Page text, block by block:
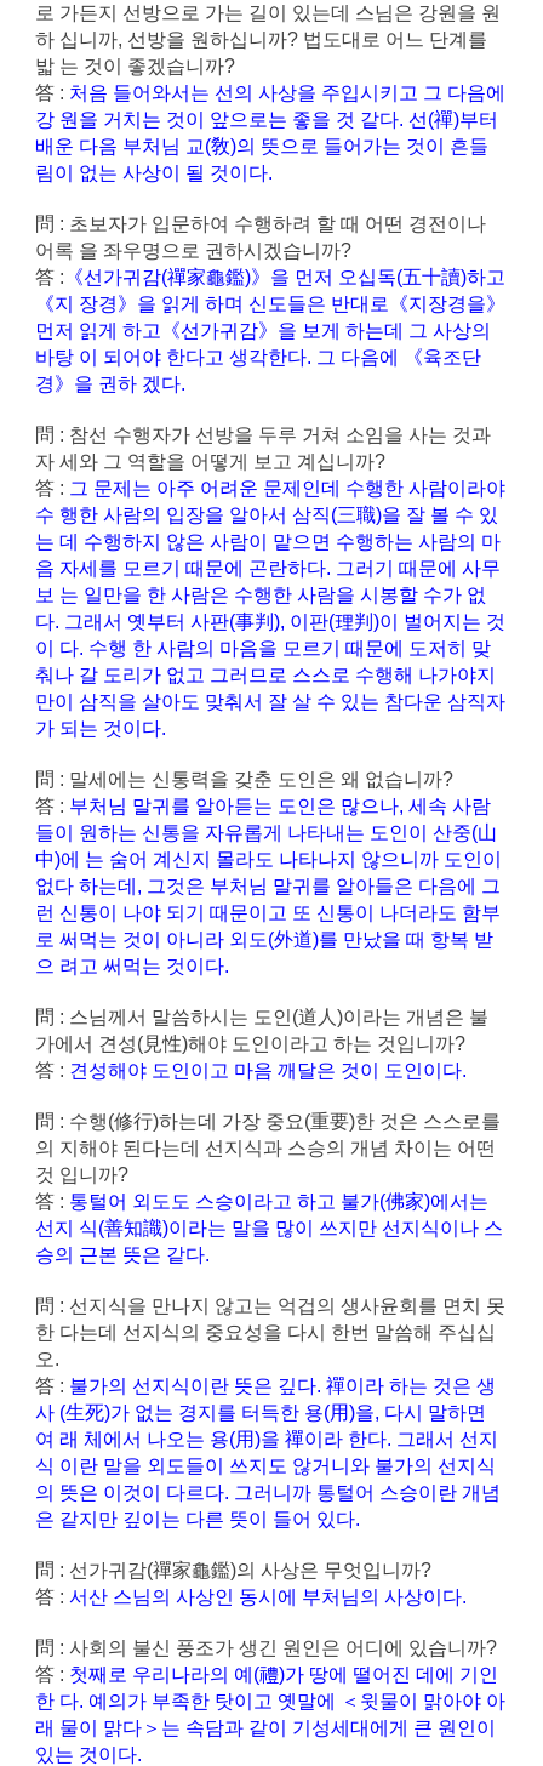
로 가든지 선방으로 가는 길이 있는데 스님은 강원을 원
하 십니까, 선방을 원하십니까? 법도대로 어느 단계를
밟 는 것이 좋겠습니까?
答 : 처음 들어와서는 선의 사상을 주입시키고 그 다음에
강 원을 거치는 것이 앞으로는 좋을 것 같다. 선(禪)부터
배운 다음 부처님 교(敎)의 뜻으로 들어가는 것이 흔들
림이 없는 사상이 될 것이다.
問 : 초보자가 입문하여 수행하려 할 때 어떤 경전이나
어록 을 좌우명으로 권하시겠습니까?
答 : 《선가귀감(禪家龜鑑)》을 먼저 오십독(五十讀)하고
《지 장경》을 읽게 하며 신도들은 반대로《지장경을》
먼저 읽게 하고《선가귀감》을 보게 하는데 그 사상의
바탕 이 되어야 한다고 생각한다. 그 다음에 《육조단
경》을 권하 겠다.
問 : 참선 수행자가 선방을 두루 거쳐 소임을 사는 것과
자 세와 그 역할을 어떻게 보고 계십니까?
答 : 그 문제는 아주 어려운 문제인데 수행한 사람이라야
수 행한 사람의 입장을 알아서 삼직(三職)을 잘 볼 수 있
는 데 수행하지 않은 사람이 맡으면 수행하는 사람의 마
음 자세를 모르기 때문에 곤란하다. 그러기 때문에 사무
보 는 일만을 한 사람은 수행한 사람을 시봉할 수가 없
다. 그래서 옛부터 사판(事判), 이판(理判)이 벌어지는 것
이 다. 수행 한 사람의 마음을 모르기 때문에 도저히 맞
춰나 갈 도리가 없고 그러므로 스스로 수행해 나가야지
만이 삼직을 살아도 맞춰서 잘 살 수 있는 참다운 삼직자
가 되는 것이다.
問 : 말세에는 신통력을 갖춘 도인은 왜 없습니까?
答 : 부처님 말귀를 알아듣는 도인은 많으나, 세속 사람
들이 원하는 신통을 자유롭게 나타내는 도인이 산중(山
中)에 는 숨어 계신지 몰라도 나타나지 않으니까 도인이
없다 하는데, 그것은 부처님 말귀를 알아들은 다음에 그
런 신통이 나야 되기 때문이고 또 신통이 나더라도 함부
로 써먹는 것이 아니라 외도(外道)를 만났을 때 항복 받
으 려고 써먹는 것이다.
問 : 스님께서 말씀하시는 도인(道人)이라는 개념은 불
가에서 견성(見性)해야 도인이라고 하는 것입니까?
答 : 견성해야 도인이고 마음 깨달은 것이 도인이다.
問 : 수행(修行)하는데 가장 중요(重要)한 것은 스스로를
의 지해야 된다는데 선지식과 스승의 개념 차이는 어떤
것 입니까?
答 : 통털어 외도도 스승이라고 하고 불가(佛家)에서는
선지 식(善知識)이라는 말을 많이 쓰지만 선지식이나 스
승의 근본 뜻은 같다.
問 : 선지식을 만나지 않고는 억겁의 생사윤회를 면치 못
한 다는데 선지식의 중요성을 다시 한번 말씀해 주십십
오.
答 : 불가의 선지식이란 뜻은 깊다. 禪이라 하는 것은 생
사 (生死)가 없는 경지를 터득한 용(用)을, 다시 말하면
여 래 체에서 나오는 용(用)을 禪이라 한다. 그래서 선지
식 이란 말을 외도들이 쓰지도 않거니와 불가의 선지식
의 뜻은 이것이 다르다. 그러니까 통털어 스승이란 개념
은 같지만 깊이는 다른 뜻이 들어 있다.
問 : 선가귀감(禪家龜鑑)의 사상은 무엇입니까?
答 : 서산 스님의 사상인 동시에 부처님의 사상이다.
問 : 사회의 불신 풍조가 생긴 원인은 어디에 있습니까?
答 : 첫째로 우리나라의 예(禮)가 땅에 떨어진 데에 기인
한 다. 예의가 부족한 탓이고 옛말에 ＜윗물이 맑아야 아
래 물이 맑다＞는 속담과 같이 기성세대에게 큰 원인이
있는 것이다.